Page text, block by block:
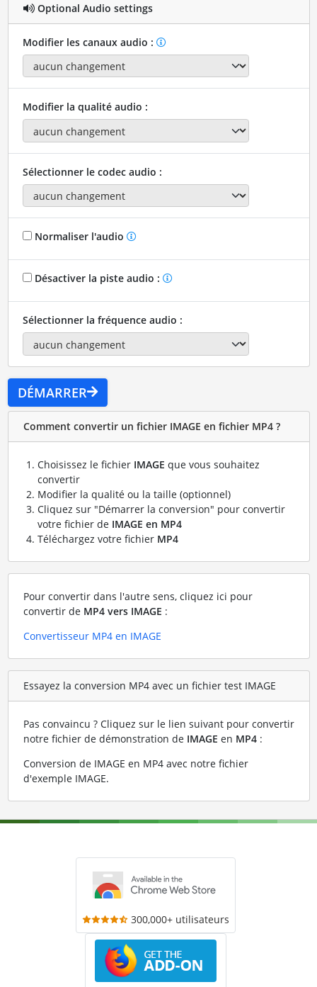
Optional Audio settings
Modifier les canaux audio :
Modifier la qualité audio :
Sélectionner le codec audio :
Normaliser l'audio
Désactiver la piste audio :
Sélectionner la fréquence audio :
DÉMARRER
Comment convertir un fichier IMAGE en fichier MP4 ?
Choisissez le fichier IMAGE que vous souhaitez
convertir
Modifier la qualité ou la taille (optionnel)
Cliquez sur "Démarrer la conversion" pour convertir
votre fichier de IMAGE en MP4
Téléchargez votre fichier MP4
Pour convertir dans l'autre sens, cliquez ici pour
convertir de MP4 vers IMAGE :
Convertisseur MP4 en IMAGE
Essayez la conversion MP4 avec un fichier test IMAGE
Pas convaincu ? Cliquez sur le lien suivant pour convertir
notre fichier de démonstration de IMAGE en MP4:
Conversion de IMAGE en MP4 avec notre fichier
d'exemple IMAGE.
300,000+ utilisateurs